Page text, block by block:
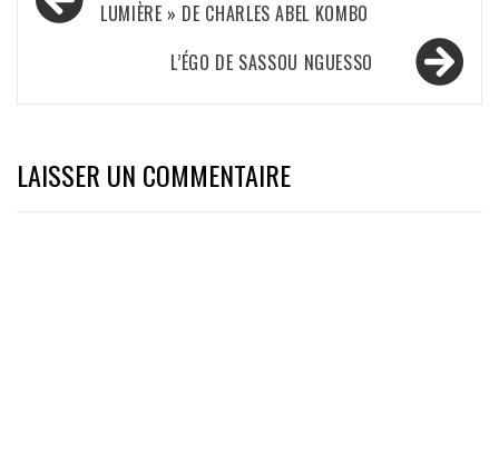
de
LUMIÈRE » DE CHARLES ABEL KOMBO
L’ÉGO DE SASSOU NGUESSO
LAISSER UN COMMENTAIRE